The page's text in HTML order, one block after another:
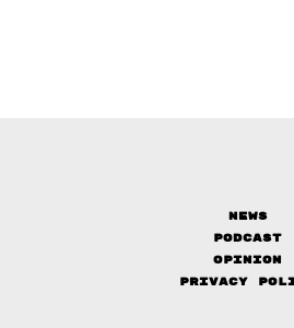
News
Podcast
Opinion
Privacy